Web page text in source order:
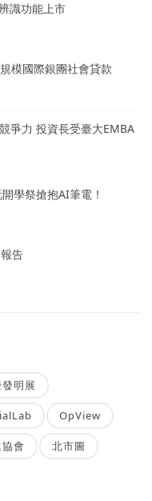
識功能上市
模國際銀團社會貸款
爭力 投資長受臺大EMBA
學祭搶抱AI筆電！
告
明展
OpView
會 北市圖